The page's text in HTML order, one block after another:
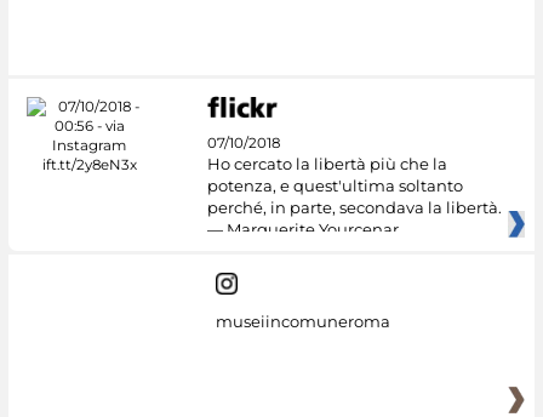
07/10/2018
Ho cercato la libertà più che la
potenza, e quest'ultima soltanto
perché, in parte, secondava la libertà.
— Marguerite Yourcenar
museiincomuneroma